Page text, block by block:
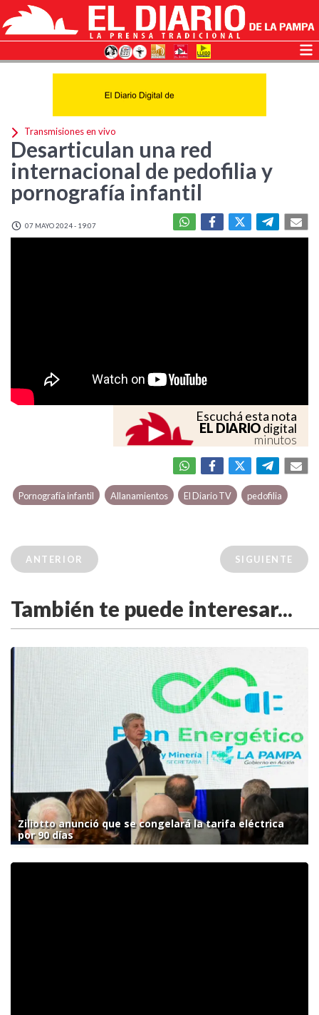
Transmisiones en vivo
Desarticulan una red
internacional de pedofilia y
pornografía infantil
07 MAYO 2024 - 19:07
Escuchá esta nota
EL DIARIOdigital
minutos
Pornografía infantil Allanamientos El Diario TV pedofilia
ANTERIOR SIGUIENTE
También te puede interesar...
Ziliotto anunció que se congelará la tarifa eléctrica
por 90 días